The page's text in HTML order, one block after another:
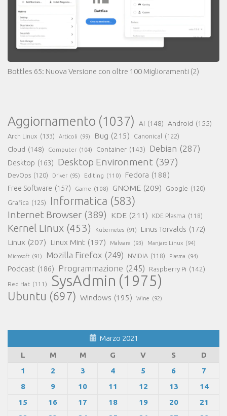
Bottles 65: Nuova Versione con oltre 100 Miglioramenti (2)
Aggiornamento (1037) AI (148) Android (155)
Arch Linux (133) Articoli (99) Bug (215) Canonical (122)
Cloud (148) Computer (104) Container (143) Debian (287)
Desktop (163) Desktop Environment (397)
DevOps (120) Driver (95) Editing (110) Fedora (188)
Free Software (157) Game (108) GNOME (209) Google (120)
Grafica (125) Informatica (583)
Internet Browser (389) KDE (211) KDE Plasma (118)
Kernel Linux (453) Kubernetes (91) Linus Torvalds (172)
Linux (207) Linux Mint (197) Malware (93) Manjaro Linux (94)
Microsoft (91) Mozilla Firefox (249) NVIDIA (118) Plasma (94)
Podcast (186) Programmazione (245) Raspberry Pi (142)
Red Hat (111) SysAdmin (1975)
Ubuntu (697) Windows (195) Wine (92)
Marzo 2021
L
M M G V S
D
1
2 3 4 5 6
7
8
9 10 11 12 13
14
15
16 17 18 19 20
21